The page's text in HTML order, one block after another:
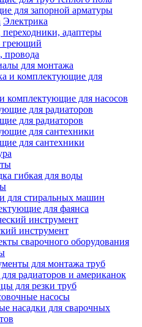
для запорной арматуры
Электрика
адаптеры
греющий
провода
для монтажа
комплектующие для насосов
для радиаторов
для сантехники
гибкая для воды
для стиральных машин
для фаянса
инструмент
сварочного оборудования
для монтажа труб
радиаторов и американок
для резки труб
насосы
насадки для сварочных